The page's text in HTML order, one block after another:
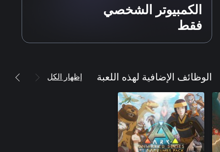
الكمبيوتر الشخصي
فقط
الوظائف الإضافية لهذه اللعبة إظهار الكل